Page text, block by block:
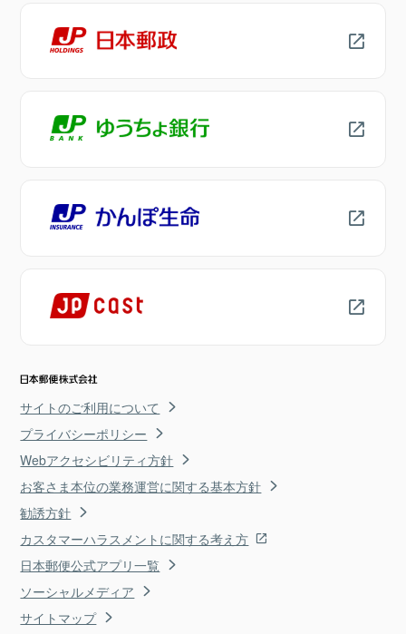
サイトのご利用について
プライバシーポリシー
Webアクセシビリティ方針
お客さま本位の業務運営に関する基本方針
勧誘方針
カスタマーハラスメントに関する考え方
日本郵便公式アプリ一覧
ソーシャルメディア
サイトマップ